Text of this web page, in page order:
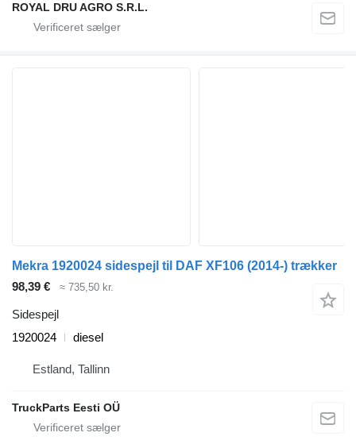
ROYAL DRU AGRO S.R.L.
Mekra 1920024 sidespejl til DAF XF106 (2014-) trækker
98,39 €
≈ 735,50 kr.
Sidespejl
1920024
diesel
Estland, Tallinn
TruckParts Eesti OÜ